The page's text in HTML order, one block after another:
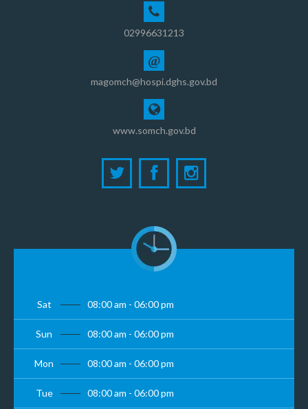
02996631213
@
magomch@hospi.dghs.gov.bd
www.somch.gov.bd
Sat 08:00 am - 06:00 pm
Sun 08:00 am - 06:00 pm
Mon 08:00 am - 06:00 pm
Tue 08:00 am - 06:00 pm